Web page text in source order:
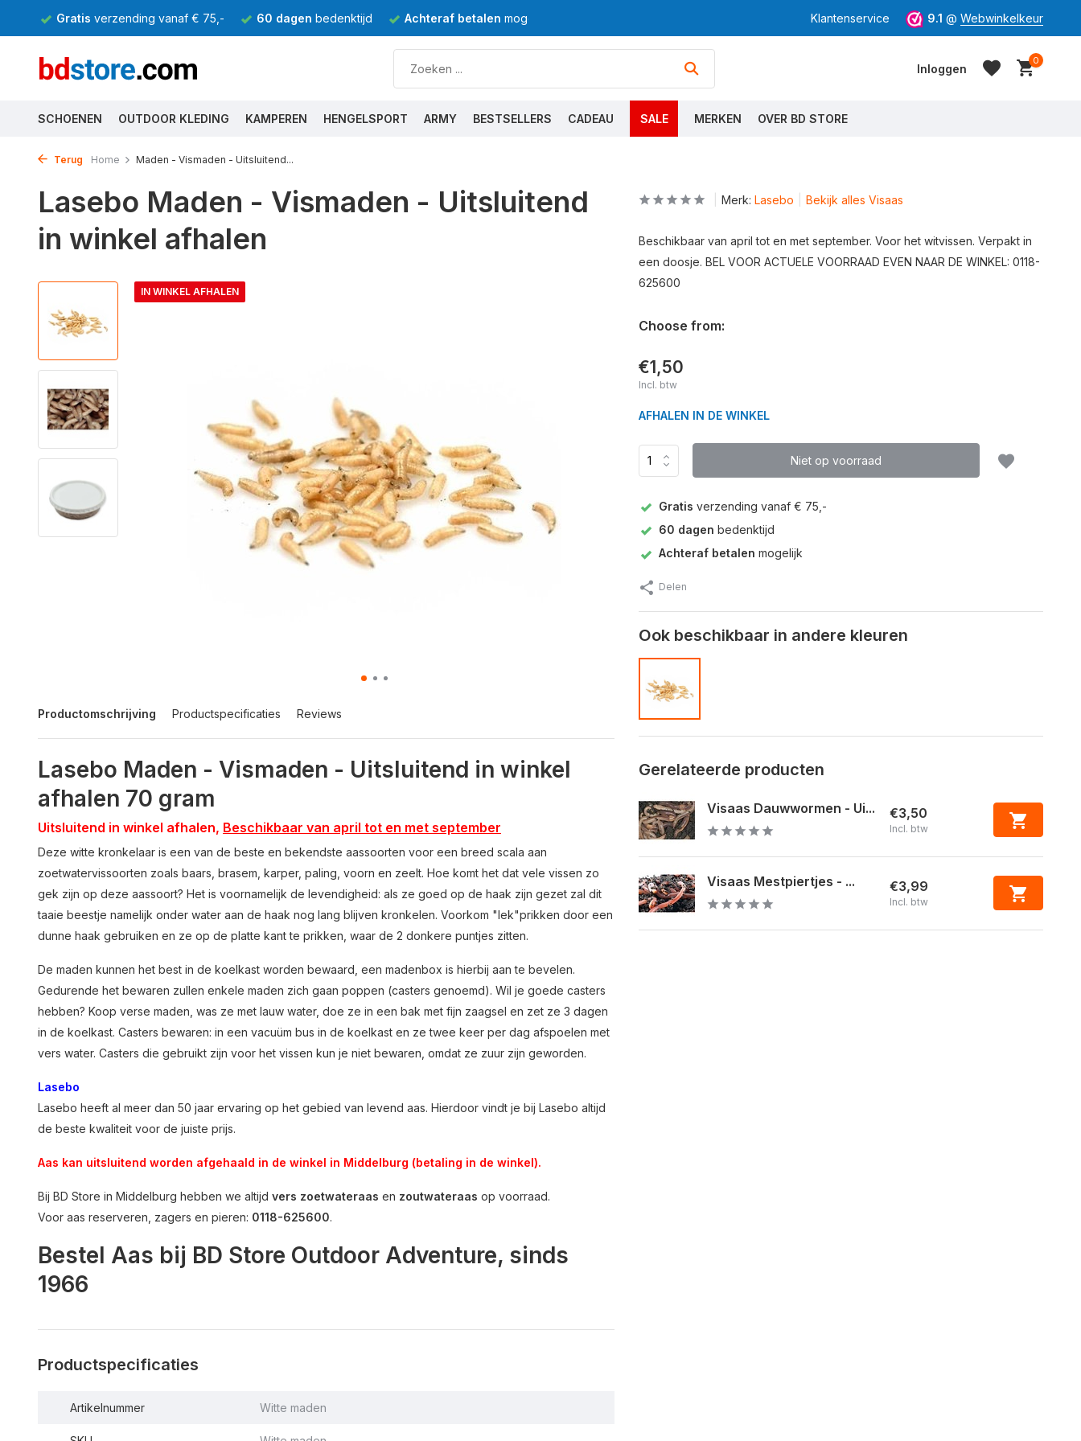
Gratis verzending vanaf € 75,- 60 dagen bedenktijd Achteraf betalen mogelijk Klantenservice 9.1 @ Webwinkelkeur
Inloggen
0
SCHOENEN OUTDOOR KLEDING KAMPEREN HENGELSPORT ARMY BESTSELLERS CADEAU SALE MERKEN OVER BD STORE
Terug Home Maden - Vismaden - Uitsluitend...
Lasebo Maden - Vismaden - Uitsluitend
in winkel afhalen
IN WINKEL AFHALEN
Productomschrijving Productspecificaties Reviews
Lasebo Maden - Vismaden - Uitsluitend in winkel
afhalen 70 gram
Uitsluitend in winkel afhalen, Beschikbaar van april tot en met september
Deze witte kronkelaar is een van de beste en bekendste aassoorten voor een breed scala aan
zoetwatervissoorten zoals baars, brasem, karper, paling, voorn en zeelt. Hoe komt het dat vele vissen zo
gek zijn op deze aassoort? Het is voornamelijk de levendigheid: als ze goed op de haak zijn gezet zal dit
taaie beestje namelijk onder water aan de haak nog lang blijven kronkelen. Voorkom "lek"prikken door een
dunne haak gebruiken en ze op de platte kant te prikken, waar de 2 donkere puntjes zitten.
De maden kunnen het best in de koelkast worden bewaard, een madenbox is hierbij aan te bevelen.
Gedurende het bewaren zullen enkele maden zich gaan poppen (casters genoemd). Wil je goede casters
hebben? Koop verse maden, was ze met lauw water, doe ze in een bak met fijn zaagsel en zet ze 3 dagen
in de koelkast. Casters bewaren: in een vacuüm bus in de koelkast en ze twee keer per dag afspoelen met
vers water. Casters die gebruikt zijn voor het vissen kun je niet bewaren, omdat ze zuur zijn geworden.
Lasebo
Lasebo heeft al meer dan 50 jaar ervaring op het gebied van levend aas. Hierdoor vindt je bij Lasebo altijd
de beste kwaliteit voor de juiste prijs.
Aas kan uitsluitend worden afgehaald in de winkel in Middelburg (betaling in de winkel).
Bij BD Store in Middelburg hebben we altijd vers zoetwateraas en zoutwateraas op voorraad.
Voor aas reserveren, zagers en pieren: 0118-625600.
Bestel Aas bij BD Store Outdoor Adventure, sinds
1966
Productspecificaties
Artikelnummer Witte maden
Merk: Lasebo Bekijk alles Visaas
Beschikbaar van april tot en met september. Voor het witvissen. Verpakt in
een doosje. BEL VOOR ACTUELE VOORRAAD EVEN NAAR DE WINKEL: 0118-
625600
Choose from:
€1,50
Incl. btw
AFHALEN IN DE WINKEL
Niet op voorraad
Gratis verzending vanaf € 75,-
60 dagen bedenktijd
Achteraf betalen mogelijk
Delen
Ook beschikbaar in andere kleuren
Gerelateerde producten
Visaas Dauwwormen - Ui... €3,50
Incl. btw
Visaas Mestpiertjes - ... €3,99
Incl. btw